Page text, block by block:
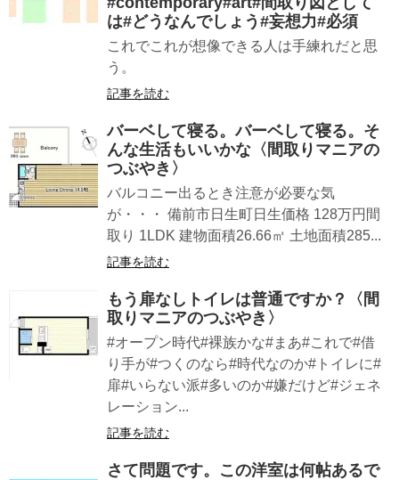
は#どうなんでしょう#妄想力#必須
これでこれが想像できる人は手練れだと思
う。
記事を読む
バーベして寝る。バーベして寝る。そ
んな生活もいいかな〈間取りマニアの
つぶやき〉
バルコニー出るとき注意が必要な気
が・・・ 備前市日生町日生価格 128万円間
取り 1LDK 建物面積26.66㎡ 土地面積285...
記事を読む
もう扉なしトイレは普通ですか？〈間
取りマニアのつぶやき〉
#オープン時代#裸族かな#まあ#これで#借
り手が#つくのなら#時代なのか#トイレに#
扉#いらない派#多いのか#嫌だけど#ジェネ
レーション...
記事を読む
さて問題です。この洋室は何帖あるで